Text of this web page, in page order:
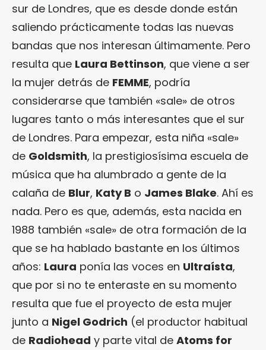
sur de Londres, que es desde donde están
saliendo prácticamente todas las nuevas
bandas que nos interesan últimamente. Pero
resulta que Laura Bettinson, que viene a ser
la mujer detrás de FEMME, podría
considerarse que también «sale» de otros
lugares tanto o más interesantes que el sur
de Londres. Para empezar, esta niña «sale»
de Goldsmith, la prestigiosísima escuela de
música que ha alumbrado a gente de la
calaña de Blur, Katy B o James Blake. Ahí es
nada. Pero es que, además, esta nacida en
1988 también «sale» de otra formación de la
que se ha hablado bastante en los últimos
años: Laura ponía las voces en Ultraísta,
que por si no te enteraste en su momento
resulta que fue el proyecto de esta mujer
junto a Nigel Godrich (el productor habitual
de Radiohead y parte vital de Atoms for